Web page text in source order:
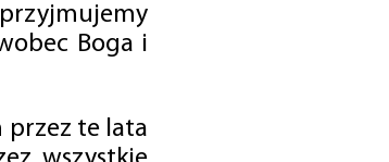
Boga i
przez te lata